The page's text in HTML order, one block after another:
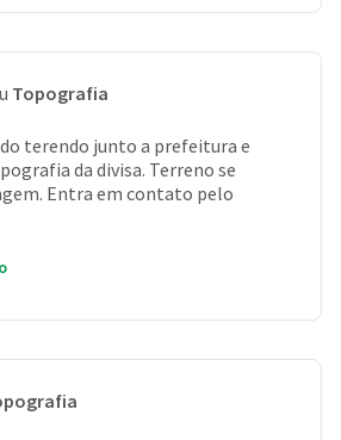
Topografia
terendo junto a prefeitura e
da divisa. Terreno se
Entra em contato pelo